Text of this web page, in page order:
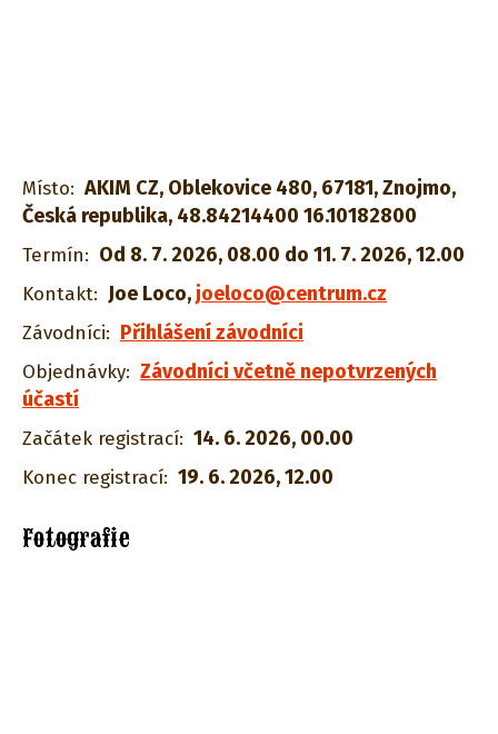
Místo: AKIM CZ, Oblekovice 480, 67181, Znojmo,
Česká republika, 48.84214400 16.10182800
Termín: Od 8. 7. 2026, 08.00 do 11. 7. 2026, 12.00
Kontakt: Joe Loco, joeloco@centrum.cz
Závodníci: Přihlášení závodníci
Objednávky: Závodníci včetně nepotvrzených
účastí
Začátek registrací: 14. 6. 2026, 00.00
Konec registrací: 19. 6. 2026, 12.00
Fotografie